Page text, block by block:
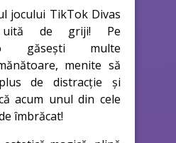
jocului TikTok Divas
uită de griji! Pe
găsești multe
menite să
de distracție și
acum unul din cele
îmbrăcat!